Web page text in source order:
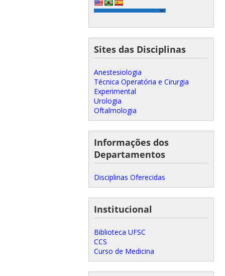
Sites das Disciplinas
Anestesiologia
Técnica Operatória e Cirurgia
Experimental
Urologia
Oftalmologia
Informações dos
Departamentos
Disciplinas Oferecidas
Institucional
Biblioteca UFSC
CCS
Curso de Medicina